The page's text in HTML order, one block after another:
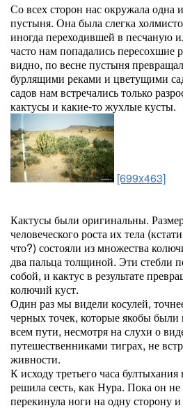
Со всех сторон нас окружала одна
пустыня. Она была слегка
иногда переходившей в песчаную
часто нам попадались пересохшие
видно, по весне пустыня
бурлящими реками и цветущими
садов нам встречались только
кактусы и какие-то жухлые кусты.
[699x463]
Кактусы были оригинальны.
человеческого роста их тела
что?) состояли из множества
два пальца толщиной. Эти стебли
собой, и кактус в результате
колючий куст.
Один раз мы видели косулей,
черных точек, которые якобы
всем пути, несмотря на слухи о
путешественниками тиграх, не
живности.
К исходу третьего часа бултыхания
решила сесть, как Нура. Пока он
перекинула ноги на одну сторону